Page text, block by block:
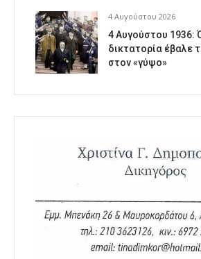
4 Αυγούστου 2026
4 Αυγούστου 1936:
δικτατορία έβαλε
στον «γύψο»